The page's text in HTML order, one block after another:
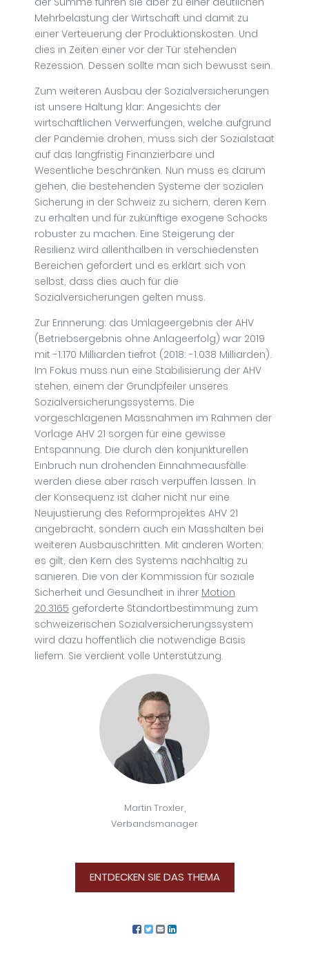
Mehrbelastung der Wirtschaft und damit zu
einer Verteuerung der Produktionskosten. Und
dies in Zeiten einer vor der Tür stehenden
Rezession. Dessen sollte man sich bewusst sein.
Zum weiteren Ausbau der Sozialversicherungen
ist unsere Haltung klar: Angesichts der
wirtschaftlichen Verwerfungen, welche aufgrund
der Pandemie drohen, muss sich der Sozialstaat
auf das langfristig Finanzierbare und
Wesentliche beschränken. Nun muss es darum
gehen, die bestehenden Systeme der sozialen
Sicherung in der Schweiz zu sichern, deren Kern
zu erhalten und für zukünftige exogene Schocks
robuster zu machen. Eine Steigerung der
Resilienz wird allenthalben in verschiedensten
Bereichen gefordert und es erklärt sich von
selbst, dass dies auch für die
Sozialversicherungen gelten muss.
Zur Erinnerung: das Umlageergebnis der AHV
(Betriebsergebnis ohne Anlageerfolg) war 2019
mit -1.170 Milliarden tiefrot (2018: -1.038 Milliarden).
Im Fokus muss nun eine Stabilisierung der AHV
stehen, einem der Grundpfeiler unseres
Sozialversicherungssystems. Die
vorgeschlagenen Massnahmen im Rahmen der
Vorlage AHV 21 sorgen für eine gewisse
Entspannung. Die durch den konjunkturellen
Einbruch nun drohenden Einnahmeausfälle
werden diese aber rasch verpuffen lassen. In
der Konsequenz ist daher nicht nur eine
Neujustierung des Reformprojektes AHV 21
angebracht, sondern auch ein Masshalten bei
weiteren Ausbauschritten. Mit anderen Worten:
es gilt, den Kern des Systems nachhaltig zu
sanieren. Die von der Kommission für soziale
Sicherheit und Gesundheit in ihrer Motion
20.3165 geforderte Standortbestimmung zum
schweizerischen Sozialversicherungssystem
wird dazu hoffentlich die notwendige Basis
liefern. Sie verdient volle Unterstützung.
Martin Troxler,
Verbandsmanager
ENTDECKEN SIE DAS THEMA